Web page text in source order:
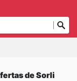
de Sorli